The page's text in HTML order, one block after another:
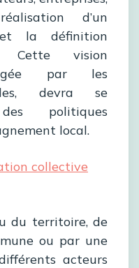
d’un
la définition
Cette vision
par les
devra se
politiques
local.
collective
du territoire, de
ou par une
acteurs